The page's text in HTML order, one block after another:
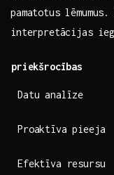
pamatotus
interpretācijas
priekšrocības
Datu⁢ analīze
Proaktīva pieeja
Efektīva resursu